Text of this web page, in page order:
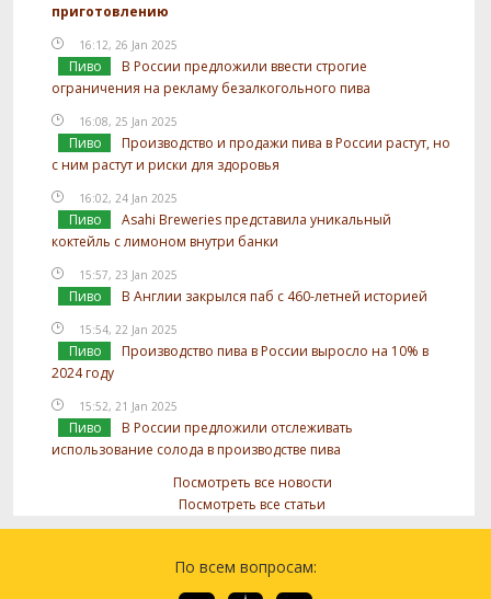
приготовлению
16:12, 26 Jan 2025
Пиво
В России предложили ввести строгие
ограничения на рекламу безалкогольного пива
16:08, 25 Jan 2025
Пиво
Производство и продажи пива в России растут, но
с ним растут и риски для здоровья
16:02, 24 Jan 2025
Пиво
Asahi Breweries представила уникальный
коктейль с лимоном внутри банки
15:57, 23 Jan 2025
Пиво В Англии закрылся паб с 460-летней историей
15:54, 22 Jan 2025
Пиво
Производство пива в России выросло на 10% в
2024 году
15:52, 21 Jan 2025
Пиво
В России предложили отслеживать
использование солода в производстве пива
Посмотреть все новости
Посмотреть все статьи
По всем вопросам: